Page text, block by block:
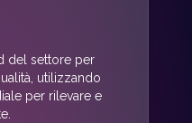
del settore per
utilizzando
per rilevare e